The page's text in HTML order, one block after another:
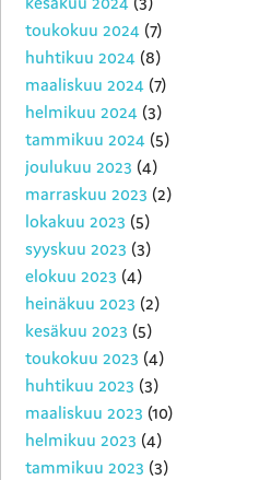
toukokuu 2024 (7)
huhtikuu 2024 (8)
maaliskuu 2024 (7)
helmikuu 2024 (3)
tammikuu 2024 (5)
joulukuu 2023 (4)
marraskuu 2023 (2)
lokakuu 2023 (5)
syyskuu 2023 (3)
elokuu 2023 (4)
heinäkuu 2023 (2)
kesäkuu 2023 (5)
toukokuu 2023 (4)
huhtikuu 2023 (3)
maaliskuu 2023 (10)
helmikuu 2023 (4)
tammikuu 2023 (3)